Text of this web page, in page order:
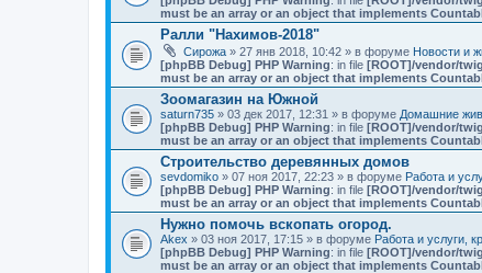
must be an array or an object that implements
Ралли "Нахимов-2018"
Сирожа » 27 янв 2018, 10:42 » в форуме Новости и
[phpBB Debug] PHP Warning: in file [ROOT]/vendor/
must be an array or an object that implements
Зоомагазин на Южной
saturn735 » 03 дек 2017, 12:31 » в форуме Домашние
[phpBB Debug] PHP Warning: in file [ROOT]/vendor/
must be an array or an object that implements
Строительство деревянных домов
sevdomiko » 07 ноя 2017, 22:23 » в форуме Работа и
[phpBB Debug] PHP Warning: in file [ROOT]/vendor/
must be an array or an object that implements
Нужно помочь вскопать огород.
Akex » 03 ноя 2017, 17:15 » в форуме Работа и услуги,
[phpBB Debug] PHP Warning: in file [ROOT]/vendor/
must be an array or an object that implements